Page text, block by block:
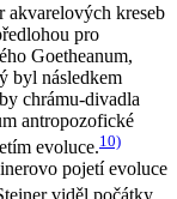
akvarelových kreseb
pro
Goetheanum,
byl následkem
chrámu-divadla
antropozofické
evoluce.10)
pojetí evoluce